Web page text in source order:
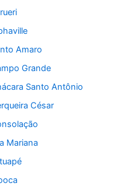
Amaro
Grande
Santo Antônio
César
Mariana